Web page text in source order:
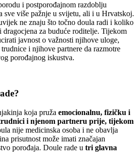
i postporođajnom razdoblju
sve više pažnje u svijetu, ali i u Hrvatskoj.
ne znaju što točno doula radi i koliko
dragocjena za buduće roditelje. Tijekom
javnost o važnosti njihove uloge,
i njihove partnere da razmotre
porođajnog iskustva.
koja pruža emocionalnu, fizičku i
i njenom partneru prije, tijekom
nije medicinska osoba i ne obavlja
prisutnost može imati značajan
porođaja. Doule rade u tri glavna